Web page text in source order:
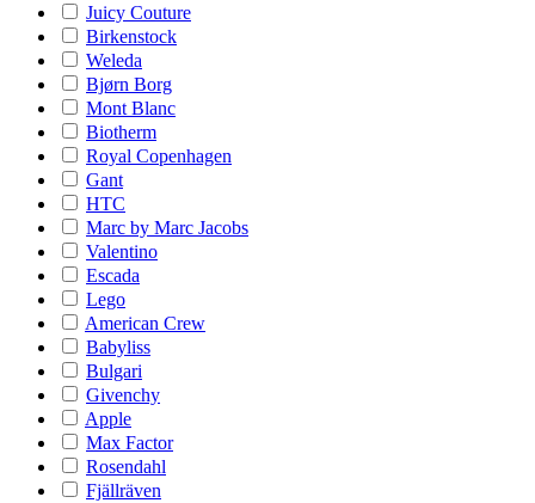
Juicy Couture
Birkenstock
Weleda
Bjørn Borg
Mont Blanc
Biotherm
Royal Copenhagen
Gant
HTC
Marc by Marc Jacobs
Valentino
Escada
Lego
American Crew
Babyliss
Bulgari
Givenchy
Apple
Max Factor
Rosendahl
Fjällräven